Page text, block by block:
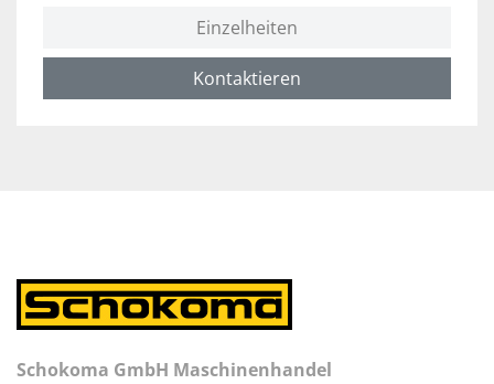
Einzelheiten
Kontaktieren
Schokoma GmbH Maschinenhandel